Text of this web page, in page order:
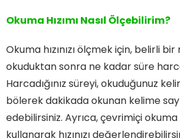
Okuma Hızımı Nasıl Ölçebilirim?
Okuma hızınızı ölçmek için, belirli
okuduktan sonra ne kadar süre
Harcadığınız süreyi, okuduğunuz
bölerek dakikada okunan kelime
edebilirsiniz. Ayrıca, çevrimiçi okuma
kullanarak hızınızı